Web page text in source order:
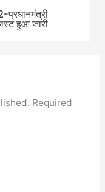
हुआ जारी
Required